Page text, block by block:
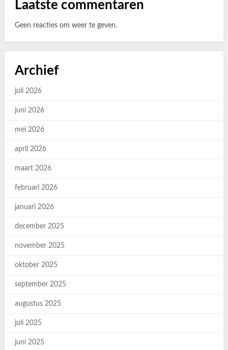
Laatste commentaren
Geen reacties om weer te geven.
Archief
juli 2026
juni 2026
mei 2026
april 2026
maart 2026
februari 2026
januari 2026
december 2025
november 2025
oktober 2025
september 2025
augustus 2025
juli 2025
juni 2025